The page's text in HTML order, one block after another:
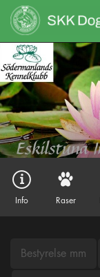
Info Raser
Bestyrelse mm